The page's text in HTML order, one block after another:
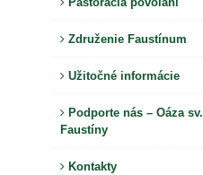
Združenie Faustínum
Užitočné informácie
Podporte nás – Oáza sv.
Faustíny
Kontakty